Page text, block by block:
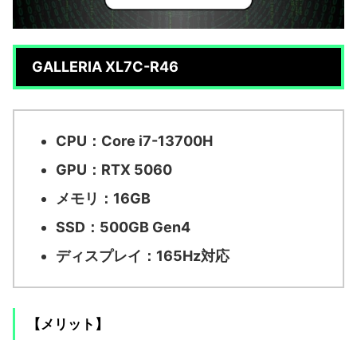
GALLERIA XL7C-R46
CPU：Core i7-13700H
GPU：RTX 5060
メモリ：16GB
SSD：500GB Gen4
ディスプレイ：165Hz対応
【メリット】